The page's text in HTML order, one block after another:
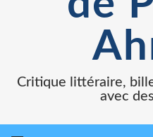
Critique littéraire,
avec